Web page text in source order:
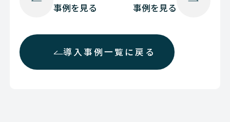
事例を見る
導入事例一覧に戻る
事例を見る